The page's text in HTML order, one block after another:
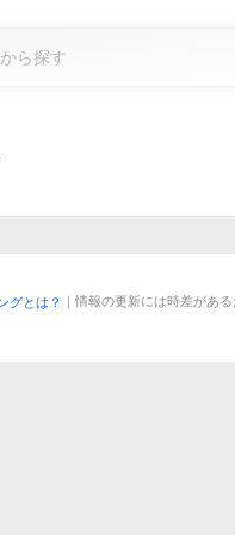
グとは？ ｜ 情報の更新には時差があ